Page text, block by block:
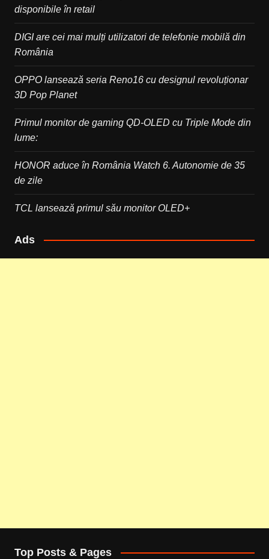
disponibile în retail
DIGI are cei mai mulți utilizatori de telefonie mobilă din
România
OPPO lansează seria Reno16 cu designul revoluționar
3D Pop Planet
Primul monitor de gaming QD-OLED cu Triple Mode din
lume:
HONOR aduce în România Watch 6. Autonomie de 35
de zile
TCL lansează primul său monitor OLED+
Ads
Top Posts & Pages